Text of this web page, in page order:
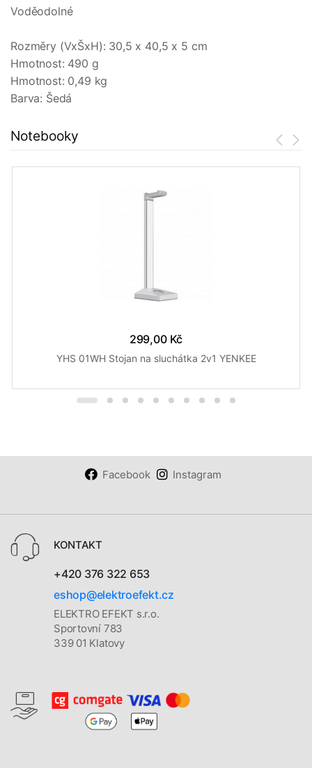
Voděodolné
Rozměry (VxŠxH): 30,5 x 40,5 x 5 cm
Hmotnost: 490 g
Hmotnost: 0,49 kg
Barva: Šedá
Notebooky
299,00 Kč
YHS 01WH Stojan na sluchátka 2v1 YENKEE
Facebook Instagram
KONTAKT
+420 376 322 653
eshop@elektroefekt.cz
ELEKTRO EFEKT s.r.o.
Sportovní 783
339 01 Klatovy